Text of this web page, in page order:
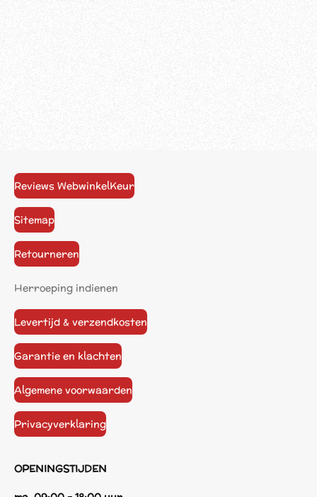
Reviews WebwinkelKeur
Sitemap
Retourneren
Herroeping indienen
Levertijd & verzendkosten
Garantie en klachten
Algemene voorwaarden
Privacyverklaring
OPENINGSTIJDEN